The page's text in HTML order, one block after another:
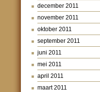
december 2011
november 2011
oktober 2011
september 2011
juni 2011
mei 2011
april 2011
maart 2011